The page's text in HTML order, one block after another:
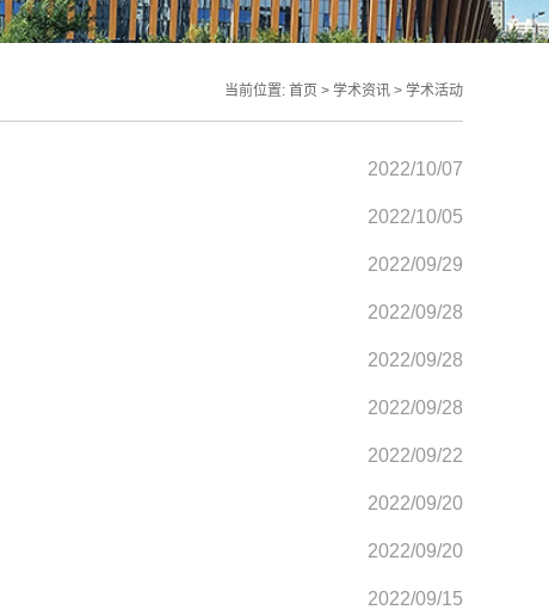
当前位置: 首页 > 学术资讯 > 学术活动
2022/10/07
2022/10/05
2022/09/29
2022/09/28
2022/09/28
2022/09/28
2022/09/22
2022/09/20
2022/09/20
2022/09/15